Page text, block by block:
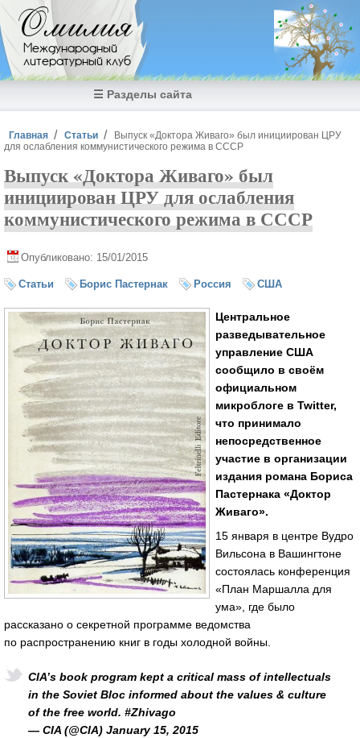
Перейти к основному содержанию
Омилия
Международный
литературный клуб
☰ Разделы сайта
Вы здесь
Главная Статьи
Выпуск «Доктора Живаго» был инициирован ЦРУ
для ослабления коммунистического режима в СССР
Выпуск «Доктора Живаго» был
инициирован ЦРУ для ослабления
коммунистического режима в СССР
Опубликовано: 15/01/2015
Статьи Борис Пастернак Россия США
Центральное
разведывательное
управление США
сообщило в своём
официальном
микроблоге в Twitter,
что принимало
непосредственное
участие в организации
издания романа Бориса
Пастернака «Доктор
Живаго».
15 января в центре Вудро
Вильсона в Вашингтоне
состоялась конференция
«План Маршалла для
ума», где было
рассказано о секретной программе ведомства
по распространению книг в годы холодной войны.
CIA’s book program kept a critical mass of intellectuals
in the Soviet Bloc informed about the values & culture
of the free world. #Zhivago
— CIA (@CIA) January 15, 2015